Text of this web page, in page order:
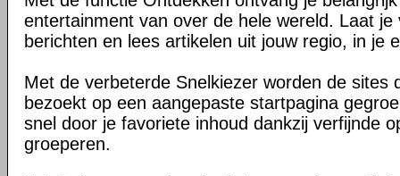
entertainment van over de hele wereld. Laat je
berichten en lees artikelen uit jouw regio, in je
Met de verbeterde Snelkiezer worden de sites
bezoekt op een aangepaste startpagina
snel door je favoriete inhoud dankzij verfijnde
groeperen.